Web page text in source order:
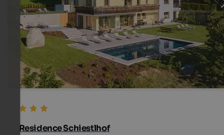
Residence Schiestlhof